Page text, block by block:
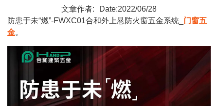
文章作者:
Date:2022/06/28
防患于未“燃”-FWXC01合和外上悬防火窗五金系统_ 门窗五
金。